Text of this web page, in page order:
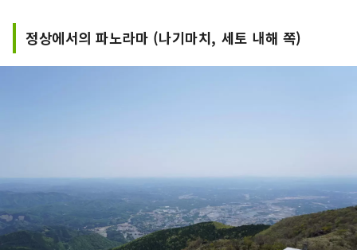
정상에서의 파노라마 (나기마치, 세토 내해 쪽)